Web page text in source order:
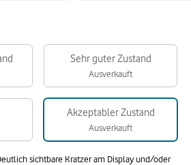
Sehr guter Zustand
Ausverkauft
Akzeptabler Zustand
Ausverkauft
sichtbare Kratzer am Display und/oder